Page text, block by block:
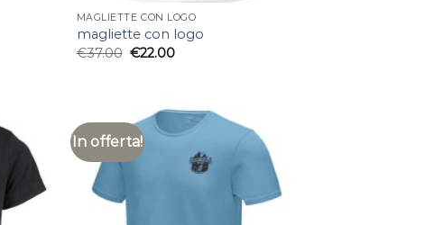
MAGLIETTE CON LOGO
magliette con logo
€37.00 €22.00
In offerta!